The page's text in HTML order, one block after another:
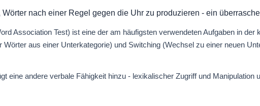
nach einer Regel gegen die Uhr zu produzieren - ein
Association Test) ist eine der am häufigsten verwendeten Aufgaben in
aus einer Unterkategorie) und Switching (Wechsel zu einer neuen
eine andere verbale Fähigkeit hinzu - lexikalischer Zugriff und